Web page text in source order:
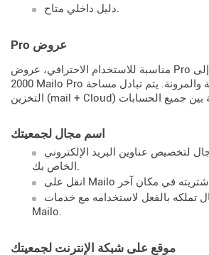
دليل داخلي متاح.
Pro عروض
مناسبة للاستخدام الاحترافي، عروض Pro توفر من حسابات 2 إلى
2000 Mailo Pro وتوفر المزيد من السعة والمرونة. يتم تبادل مساحة
اسم مجال لجمعيتك
لتخصيص عناوين البريد الإلكتروني
الخاص بك.
تملكه بالفعل لاستخدامه مع خدمات
Mailo.
موقع على شبكة الإنترنت لجمعيتك